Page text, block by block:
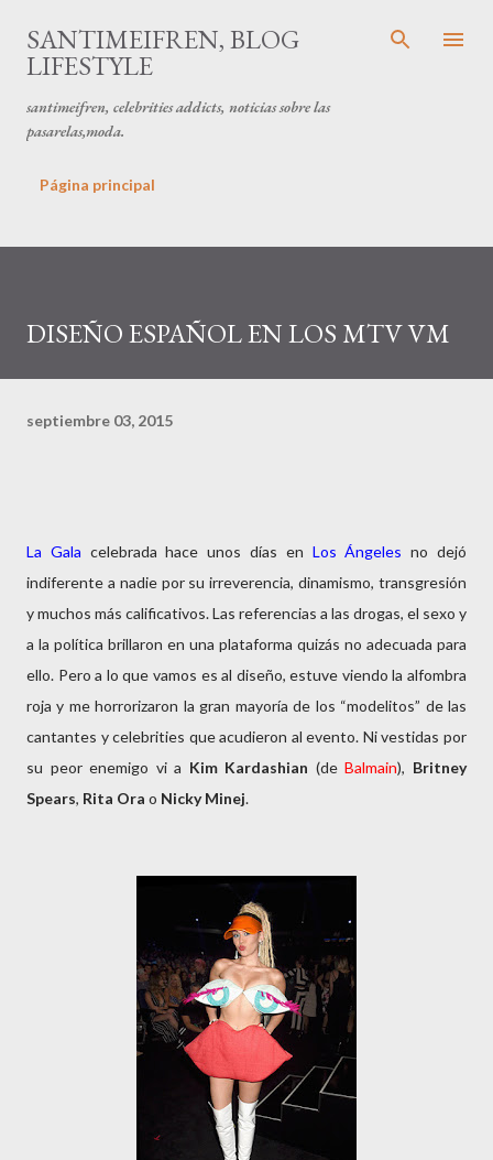
Ir al contenido principal
SANTIMEIFREN, BLOG
LIFESTYLE
santimeifren, celebrities addicts, noticias sobre las
pasarelas,moda.
Página principal
DISEÑO ESPAÑOL EN LOS MTV VM
septiembre 03, 2015
La Gala celebrada hace unos días en Los Ángeles no dejó
indiferente a nadie por su irreverencia, dinamismo, transgresión
y muchos más calificativos. Las referencias a las drogas, el sexo y
a la política brillaron en una plataforma quizás no adecuada para
ello. Pero a lo que vamos es al diseño, estuve viendo la alfombra
roja y me horrorizaron la gran mayoría de los “modelitos” de las
cantantes y celebrities que acudieron al evento. Ni vestidas por
su peor enemigo vi a Kim Kardashian (deBalmain), Britney
Spears, Rita Ora o Nicky Minej.